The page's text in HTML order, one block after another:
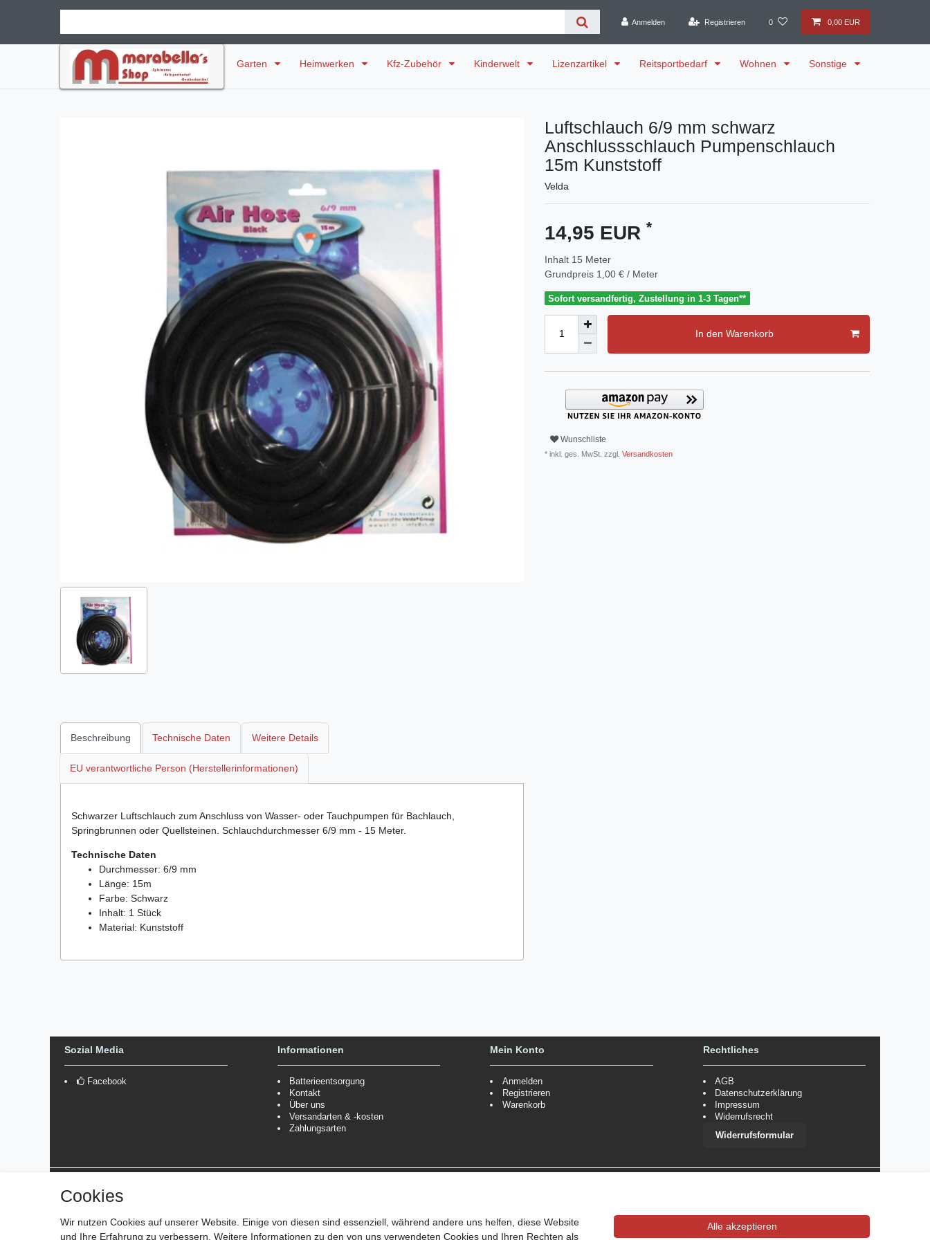
Anmelden Registrieren 0 0,00 EUR
Garten Heimwerken Kfz-Zubehör Kinderwelt Lizenzartikel Reitsportbedarf Wohnen Sonstige
Luftschlauch 6/9 mm schwarz
Anschlussschlauch Pumpenschlauch
15m Kunststoff
Velda
14,95 EUR *
Inhalt 15 Meter
Grundpreis 1,00 € / Meter
Sofort versandfertig, Zustellung in 1-3 Tagen**
In den Warenkorb
Wunschliste
* inkl. ges. MwSt. zzgl. Versandkosten
Beschreibung Technische Daten Weitere Details
EU verantwortliche Person (Herstellerinformationen)
Schwarzer Luftschlauch zum Anschluss von Wasser- oder Tauchpumpen für Bachlauch,
Springbrunnen oder Quellsteinen. Schlauchdurchmesser 6/9 mm - 15 Meter.
Technische Daten
Durchmesser: 6/9 mm
Länge: 15m
Farbe: Schwarz
Inhalt: 1 Stück
Material: Kunststoff
Sozial Media
Facebook
Informationen
Batterieentsorgung
Kontakt
Über uns
Versandarten & -kosten
Zahlungsarten
Mein Konto
Anmelden
Registrieren
Warenkorb
Rechtliches
AGB
Datenschutzerklärung
Impressum
Widerrufsrecht
Widerrufsformular
*Lieferzeit: 1-3 Werktage / 4-5 Werktage - je nach Artikelgruppe.
Cookies
Wir nutzen Cookies auf unserer Website. Einige von diesen sind essenziell, während andere uns helfen, diese Website
und Ihre Erfahrung zu verbessern. Weitere Informationen zu den von uns verwendeten Cookies und Ihren Rechten als
Alle akzeptieren